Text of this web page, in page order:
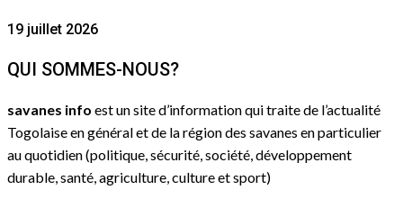
19 juillet 2026
QUI SOMMES-NOUS?
savanes info est un site d’information qui traite de l’actualité
Togolaise en général et de la région des savanes en particulier
au quotidien (politique, sécurité, société, développement
durable, santé, agriculture, culture et sport)